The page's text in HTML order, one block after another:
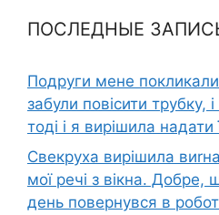
ПОСЛЕДНЫЕ
Подруги мене покликали
забули повісити трубку,
тоді і я вирішила надати
Свекруха вирішила
мої речі з вікна. Добре,
день повернувся в